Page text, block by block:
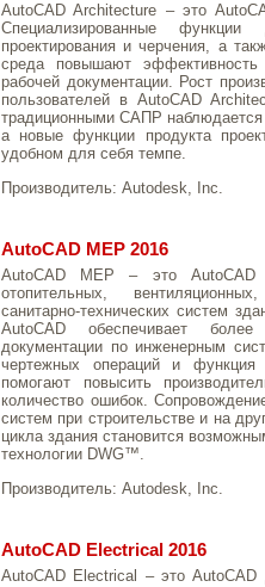
AutoCAD Architecture – это
Специализированные функции
проектирования и черчения, а
среда повышают
рабочей документации. Рост
пользователей в AutoCAD
традиционными САПР
а новые функции продукта
удобном для себя темпе.
Производитель: Autodesk, Inc.
AutoCAD MEP 2016
AutoCAD MEP – это AutoCAD
отопительных,
санитарно-технических систем
AutoCAD обеспечивает
документации по инженерным
чертежных операций и функция
помогают повысить
количество ошибок.
систем при строительстве и на
цикла здания становится
технологии DWG™.
Производитель: Autodesk, Inc.
AutoCAD Electrical 2016
AutoCAD Electrical – это AutoCAD